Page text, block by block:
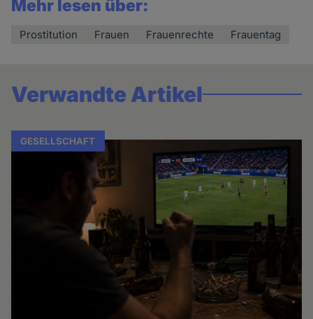
Mehr lesen über:
Prostitution Frauen Frauenrechte Frauentag
Verwandte Artikel
GESELLSCHAFT